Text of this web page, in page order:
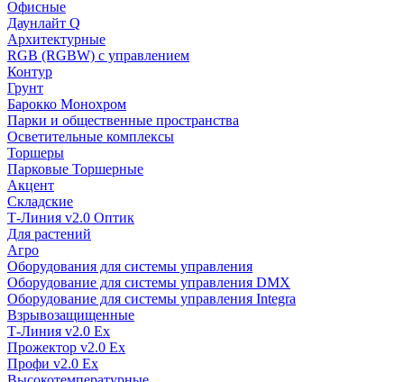
Офисные
Даунлайт Q
Архитектурные
RGB (RGBW) с управлением
Контур
Грунт
Барокко Монохром
Парки и общественные пространства
Осветительные комплексы
Торшеры
Парковые Торшерные
Акцент
Складские
Т-Линия v2.0 Оптик
Для растений
Агро
Оборудования для системы управления
Оборудование для системы управления DMX
Оборудование для системы управления Integra
Взрывозащищенные
Т-Линия v2.0 Ex
Прожектор v2.0 Ex
Профи v2.0 Ex